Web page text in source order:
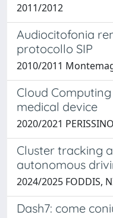
2011/2012
Audiocitofonia
protocollo SIP
2010/2011
Cloud
medical device
2020/2021
Cluster tracking
autonomous
2024/2025 FODDIS,
Dash7: come